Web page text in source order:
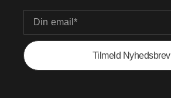
Tilmeld Nyhedsbrev